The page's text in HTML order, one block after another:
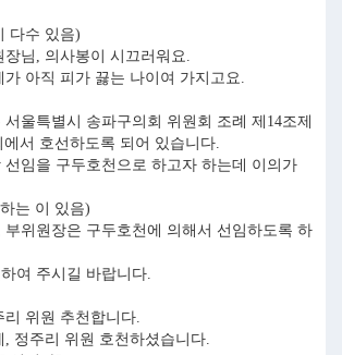
다수 있음)
장님, 의사봉이 시끄러워요.
가 아직 피가 끓는 나이여 가지고요.
울특별시 송파구의회 위원회 조례 제14조제
서 호선하도록 되어 있습니다.
임을 구두호천으로 하고자 하는데 이의가
는 이 있음)
위원장은 구두호천에 의해서 선임하도록 하
여 주시길 바랍니다.
리 위원 추천합니다.
, 정주리 위원 호천하셨습니다.